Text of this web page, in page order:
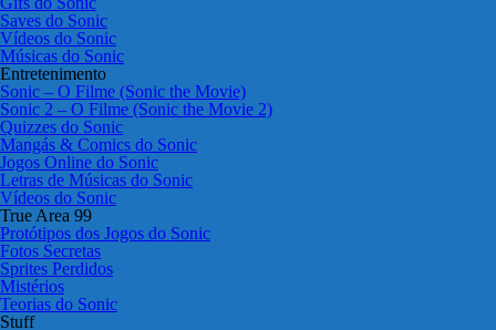
Saves do Sonic
Vídeos do Sonic
Músicas do Sonic
Entretenimento
Sonic – O Filme (Sonic the Movie)
Sonic 2 – O Filme (Sonic the Movie 2)
Quizzes do Sonic
Mangás & Comics do Sonic
Jogos Online do Sonic
Letras de Músicas do Sonic
Vídeos do Sonic
True Area 99
Protótipos dos Jogos do Sonic
Fotos Secretas
Sprites Perdidos
Mistérios
Teorias do Sonic
Stuff